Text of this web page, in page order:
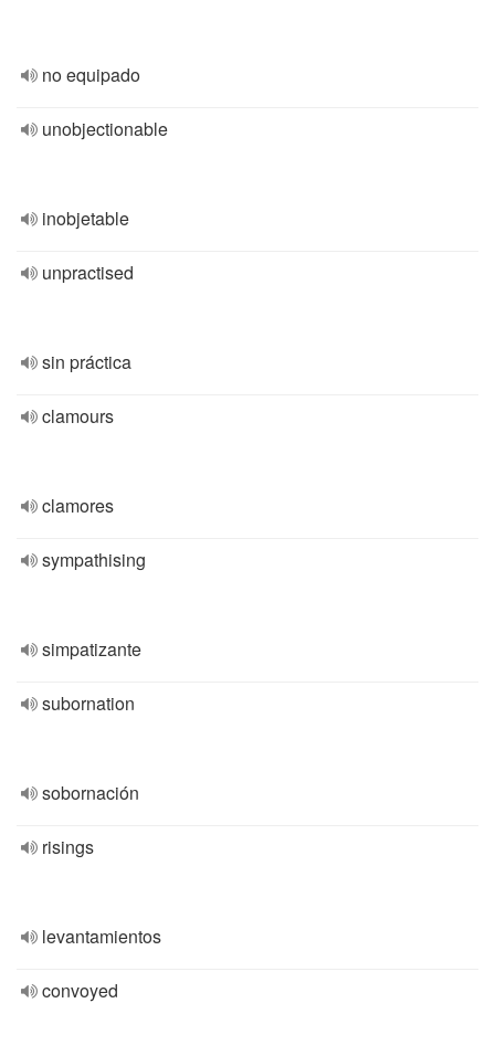
no equipado
unobjectionable
inobjetable
unpractised
sin práctica
clamours
clamores
sympathising
simpatizante
subornation
sobornación
risings
levantamientos
convoyed